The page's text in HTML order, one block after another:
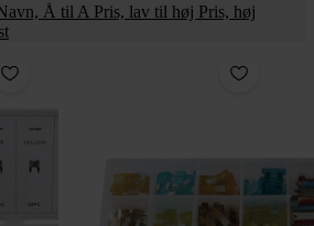
Å til A Pris, lav til høj Pris, høj